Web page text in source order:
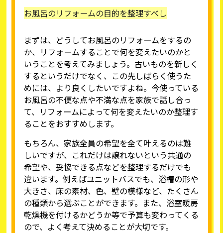
お風呂のリフォームの目的を整理すべし
まずは、どうしてお風呂のリフォームをするの
か、リフォームすることで何を変えたいのかと
いうことを考えてみましょう。古いものを新しく
するというだけでなく、この先しばらく使うた
めには、より良くしたいですよね。今使っている
お風呂の不便な点や不満な点を家族で話し合っ
て、リフォームによって何を変えたいのか整理す
ることをおすすめします。
もちろん、家族全員の希望を全て叶えるのは難
しいですが、これだけは譲れないという共通の
希望や、妥協できる点などを整理するだけでも
違います。例えばユニットバスでも、浴槽の形や
大きさ、床の素材、色、壁の模様など、たくさん
の種類から選ぶことができます。また、浴室暖房
乾燥機を付けるかどうか等で予算も変わってくる
ので、よく考えて決めることが大切です。